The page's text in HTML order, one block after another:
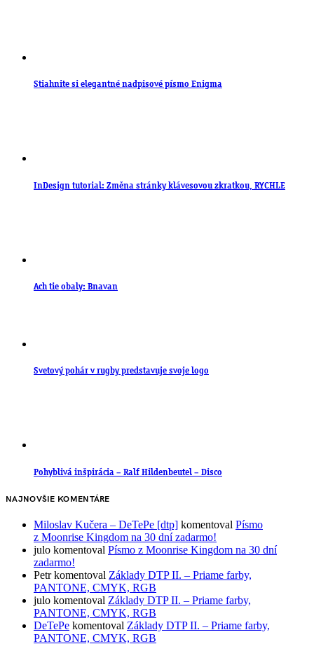
Stiahnite si elegantné nadpisové písmo Enigma
InDesign tutorial: Změna stránky klávesovou zkratkou, RYCHLE
Ach tie obaly: Bnavan
Svetový pohár v rugby predstavuje svoje logo
Pohyblivá inšpirácia – Ralf Hildenbeutel – Disco
NAJNOVŠIE KOMENTÁRE
Miloslav Kučera – DeTePe [dtp] komentoval Písmo
z Moonrise Kingdom na 30 dní zadarmo!
julo komentoval Písmo z Moonrise Kingdom na 30 dní
zadarmo!
Petrkomentoval Základy DTP II. – Priame farby,
PANTONE, CMYK, RGB
julo komentoval Základy DTP II. – Priame farby,
PANTONE, CMYK, RGB
DeTePe komentoval Základy DTP II. – Priame farby,
PANTONE, CMYK, RGB